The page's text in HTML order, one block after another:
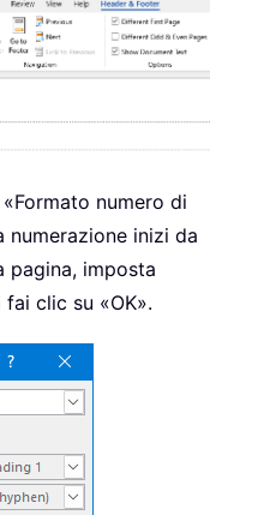
numero di
numerazione inizi da
pagina, imposta
clic su «OK».